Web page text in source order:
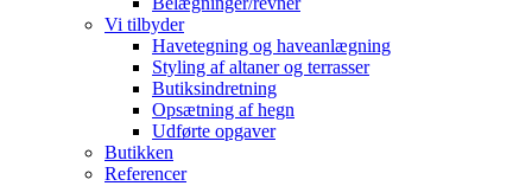
Vi tilbyder
Havetegning og haveanlægning
Styling af altaner og terrasser
Butiksindretning
Opsætning af hegn
Udførte opgaver
Butikken
Referencer